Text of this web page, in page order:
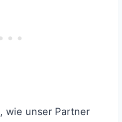
wie unser Partner